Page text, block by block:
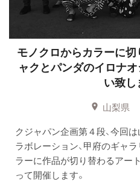
モノクロからカラーに
ャクとパンダのイロナ
い致し
山梨県
クジャパン企画第４段、今回
ラボレーション、甲府のギャ
ラーに作品が切り替わるアー
って開催します。